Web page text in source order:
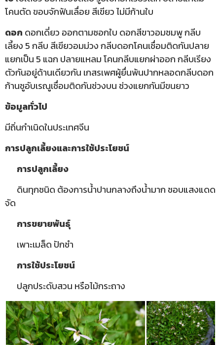
โคนตัด ขอบจักฟันเลื่อย สีเขียว ไม่มีก้านใบ
ดอก ดอกเดี่ยว ออกตามซอกใบ ดอกสีขาวอมชมพู กลีบ
เลี้ยง 5 กลีบ สีเขียวอมม่วง กลีบดอกโคนเชื่อมติดกันปลาย
แยกเป็น 5 แฉก ปลายแหลม โคนกลีบแยกผ่าออก กลีบเรียง
ตัวกันอยู่ด้านเดียวกัน เกสรเพศผู้ยื่นพ้นปากหลอดกลีบดอก
ก้านชูอับเรณูเชื่อมติดกันช่วงบน ช่วงแยกกันมีขนยาว
ข้อมูลทั่วไป
มีถิ่นกำเนิดในประเทศจีน
การปลูกเลี้ยงและการใช้ประโยชน์
การปลูกเลี้ยง
ดินทุกชนิด ต้องการน้ำปานกลางถึงน้ำมาก ชอบแสงแดด
จัด
การขยายพันธุ์
เพาะเมล็ด ปักชำ
การใช้ประโยชน์
ปลูกประดับสวน หรือไม้กระถาง